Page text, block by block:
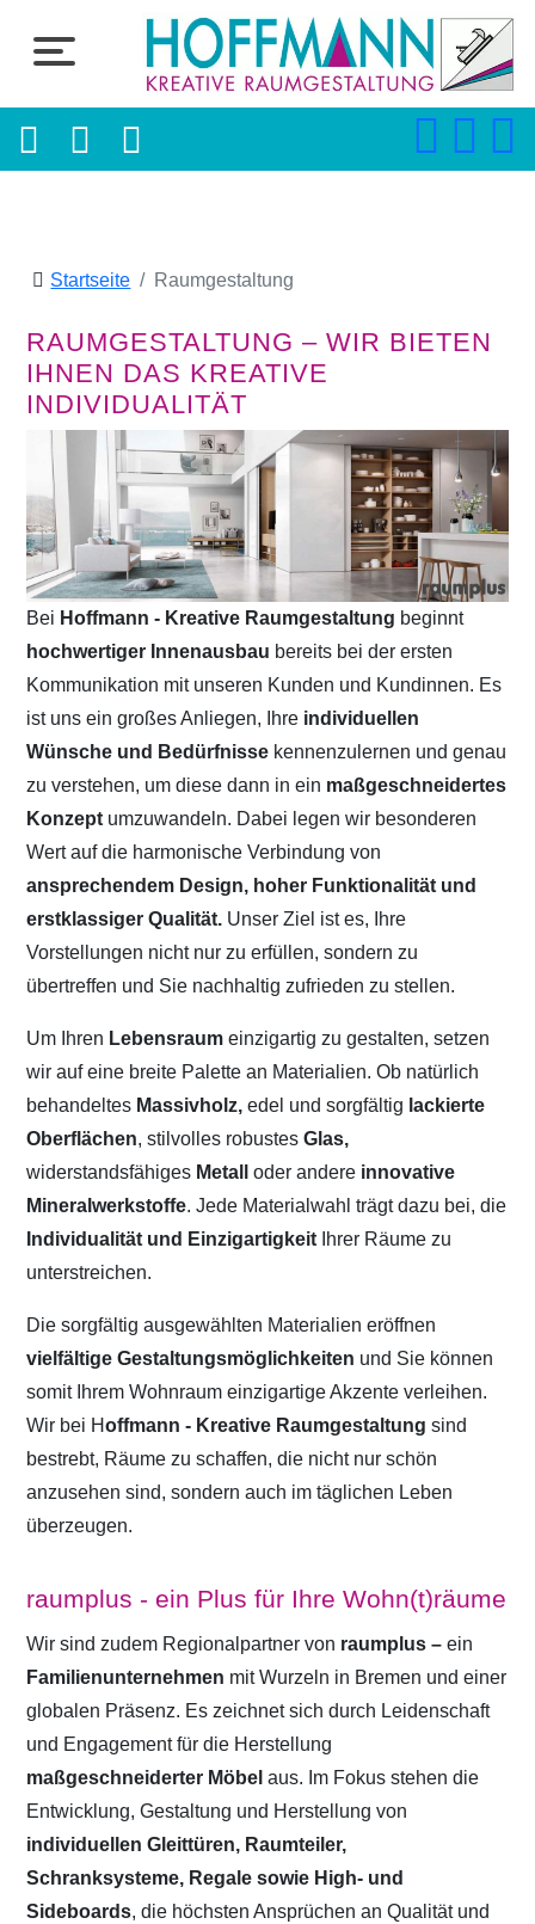
Startseite Raumgestaltung
RAUMGESTALTUNG – WIR BIETEN
IHNEN DAS KREATIVE
INDIVIDUALITÄT
Bei Hoffmann - Kreative Raumgestaltung beginnt
hochwertiger Innenausbau bereits bei der ersten
Kommunikation mit unseren Kunden und Kundinnen. Es
ist uns ein großes Anliegen, Ihre individuellen
Wünsche und Bedürfnisse kennenzulernen und genau
zu verstehen, um diese dann in ein maßgeschneidertes
Konzept umzuwandeln. Dabei legen wir besonderen
Wert auf die harmonische Verbindung von
ansprechendem Design, hoher Funktionalität und
erstklassiger Qualität. Unser Ziel ist es, Ihre
Vorstellungen nicht nur zu erfüllen, sondern zu
übertreffen und Sie nachhaltig zufrieden zu stellen.
Um Ihren Lebensraumeinzigartig zu gestalten, setzen
wir auf eine breite Palette an Materialien. Ob natürlich
behandeltes Massivholz, edel und sorgfältig lackierte
Oberflächen, stilvolles robustesGlas,
widerstandsfähiges Metalloder andere innovative
Mineralwerkstoffe. Jede Materialwahl trägt dazu bei, die
Individualität und Einzigartigkeit Ihrer Räume zu
unterstreichen.
Die sorgfältig ausgewählten Materialien eröffnen
vielfältige Gestaltungsmöglichkeiten und Sie können
somit Ihrem Wohnraum einzigartige Akzente verleihen.
Wir bei Hoffmann - Kreative Raumgestaltung sind
bestrebt, Räume zu schaffen, die nicht nur schön
anzusehen sind, sondern auch im täglichen Leben
überzeugen.
raumplus - ein Plus für Ihre Wohn(t)räume
Wir sind zudem Regionalpartner von raumplus – ein
Familienunternehmen mit Wurzeln in Bremen und einer
globalen Präsenz. Es zeichnet sich durch Leidenschaft
und Engagement für die Herstellung
maßgeschneiderter Möbelaus. Im Fokus stehen die
Entwicklung, Gestaltung und Herstellung von
individuellen Gleittüren, Raumteiler,
Schranksysteme, Regale sowie High- und
Sideboards, die höchsten Ansprüchen an Qualität und